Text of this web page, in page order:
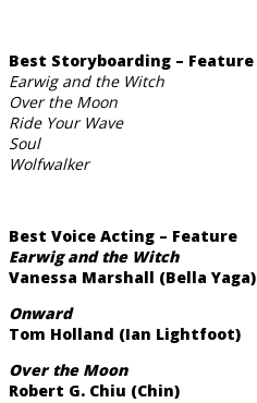
Best Storyboarding – Feature
Earwig and the Witch
Over the Moon
Ride Your Wave
Soul
Wolfwalker
Best Voice Acting – Feature
Earwig and the Witch
Vanessa Marshall (Bella Yaga)
Onward
Tom Holland (Ian Lightfoot)
Over the Moon
Robert G. Chiu (Chin)